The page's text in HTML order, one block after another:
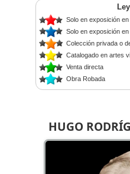
HUGO
Solo en exposición
Solo en exposición
Colección privada o
Catalogado en artes
Venta directa
Obra Robada